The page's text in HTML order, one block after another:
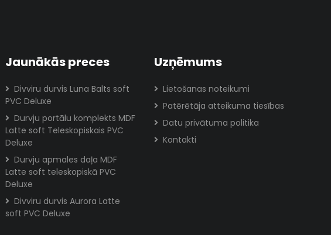
Jaunākās preces
Divviru durvis Luna Balts soft
PVC Deluxe
Durvju portālu komplekts MDF
Latte soft Teleskopiskais PVC
Deluxe
Durvju apmales daļa MDF
Latte soft teleskopiskā PVC
Deluxe
Divviru durvis Aurora Latte
soft PVC Deluxe
Uzņēmums
Lietošanas noteikumi
Patērētāja atteikuma tiesības
Datu privātuma politika
Kontakti